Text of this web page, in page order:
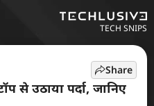
TECH SNIPS
से उठाया पर्दा, जानिए
Share